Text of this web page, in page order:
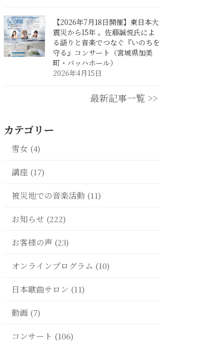
【2026年7月18日開催】東日本大
震災から15年 。佐藤誠悦氏によ
る語りと音楽でつなぐ『いのちを
守る』コンサート（宮城県加美
町・バッハホール）
2026年4月15日
最新記事一覧 >>
カテゴリー
雪女 (4)
講座 (17)
被災地での音楽活動 (11)
お知らせ (222)
お客様の声 (23)
オンラインプログラム (10)
日本歌曲サロン (11)
動画 (7)
コンサート (106)